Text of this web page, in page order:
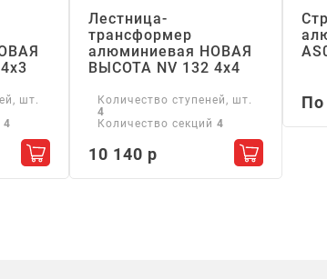
шт.
4
Добавить в корзину
Лестница-
трансформер
алюминиевая НОВАЯ
ВЫСОТА NV 132 4х4
Количество ступеней, шт.
4
Количество секций 4
10 140 р Добавить в
По